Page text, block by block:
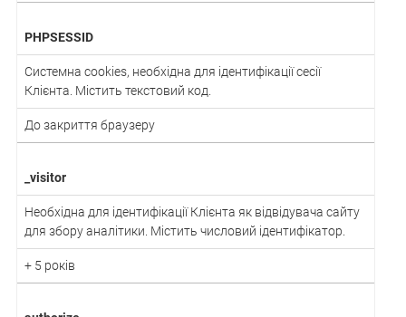
PHPSESSID
Системна cookies, необхідна для ідентифікації сесії
Клієнта. Містить текстовий код.
До закриття браузеру
_visitor
Необхідна для ідентифікації Клієнта як відвідувача сайту
для збору аналітики. Містить числовий ідентифікатор.
+ 5 років